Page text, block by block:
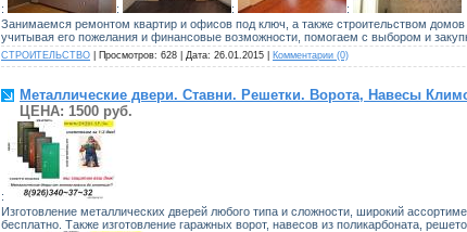
: : :
:
Занимаемся ремонтом квартир и офисов под ключ, а также строительством
учитывая его пожелания и финансовые возможности, помогаем с выбором и
СТРОИТЕЛЬСТВО | Просмотров: 628 | Дата: 26.01.2015 Комментарии (0)
Металлические двери. Ставни. Решетки. Ворота, Навесы
ЦЕНА: 1500 руб.
:
Изготовление металлических дверей любого типа и сложности, широкий
бесплатно. Также изготовление гаражных ворот, навесов из поликарбоната,